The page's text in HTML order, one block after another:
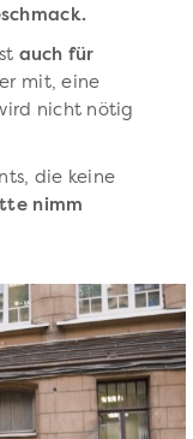
auch für
mit, eine
nicht nötig
die keine
nimm